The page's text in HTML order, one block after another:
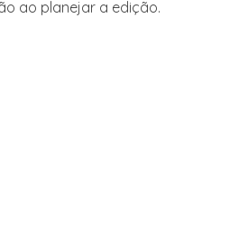
ao planejar a edição.